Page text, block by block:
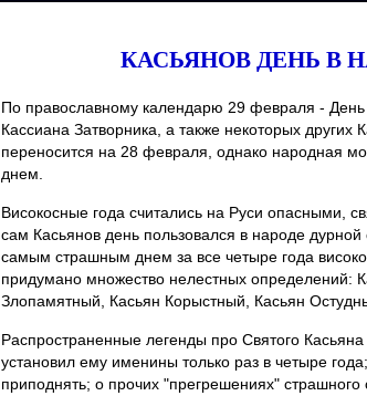
КАСЬЯНОВ ДЕНЬ В
По православному календарю 29 февраля -
Кассиана Затворника, а также некоторых
переносится на 28 февраля, однако народная
днем.
Високосные года считались на Руси опасными,
сам Касьянов день пользовался в народе
самым страшным днем за все четыре года
придумано множество нелестных определений:
Злопамятный, Касьян Корыстный, Касьян
Распространенные легенды про Святого
установил ему именины только раз в четыре
приподнять; о прочих "прегрешениях"